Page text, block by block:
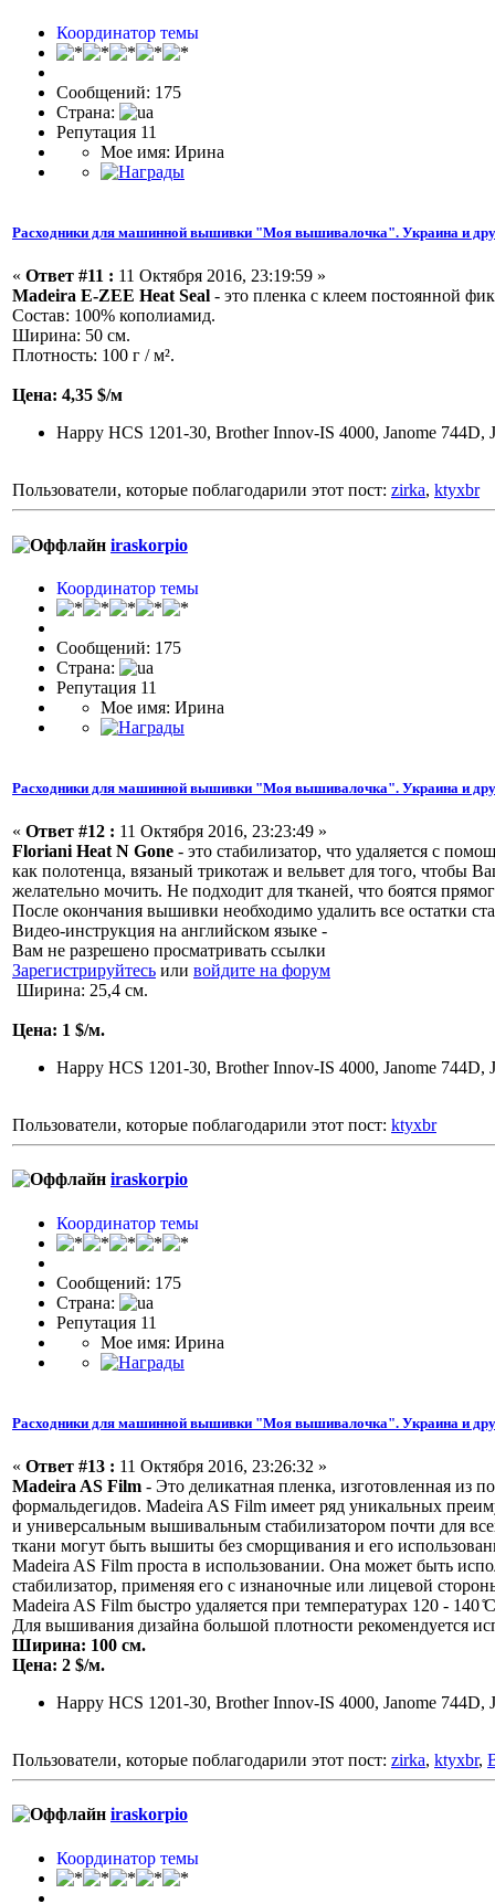
Координатор темы
Сообщений: 175
Страна:
Репутация 11
Мое имя: Ирина
Расходники для машинной вышивки "Моя вышивалочка". Украина и
« Ответ #11 : 11 Октября 2016, 23:19:59 »
Madeira E-ZEE Heat Seal - это пленка с клеем постоянной
Состав: 100% кополиамид.
Ширина: 50 см.
Плотность: 100 г / м².
Цена: 4,35 $/м
Happy HCS 1201-30, Brother Innov-IS 4000, Janome 744D,
Пользователи, которые поблагодарили этот пост: zirka, ktyxbr
iraskorpio
Координатор темы
Сообщений: 175
Страна:
Репутация 11
Мое имя: Ирина
Расходники для машинной вышивки "Моя вышивалочка". Украина и
« Ответ #12 : 11 Октября 2016, 23:23:49 »
Floriani Heat N Gone - это стабилизатор, что удаляется с
как полотенца, вязаный трикотаж и вельвет для того, чтобы
желательно мочить. Не подходит для тканей, что боятся
После окончания вышивки необходимо удалить все остатки
Видео-инструкция на английском языке -
Вам не разрешено просматривать ссылки
Зарегистрируйтесь или войдите на форум
Ширина: 25,4 см.
Цена: 1 $/м.
Happy HCS 1201-30, Brother Innov-IS 4000, Janome 744D,
Пользователи, которые поблагодарили этот пост: ktyxbr
iraskorpio
Координатор темы
Сообщений: 175
Страна:
Репутация 11
Мое имя: Ирина
Расходники для машинной вышивки "Моя вышивалочка". Украина и
« Ответ #13 : 11 Октября 2016, 23:26:32 »
Madeira AS Film - Это деликатная пленка, изготовленная
формальдегидов. Madeira AS Film имеет ряд уникальных
и универсальным вышивальным стабилизатором почти для
ткани могут быть вышиты без сморщивания и его
Madeira AS Film проста в использовании. Она может быть
стабилизатор, применяя его с изнаночные или лицевой
Madeira AS Film быстро удаляется при температурах 120 - 140
Для вышивания дизайна большой плотности рекомендуется
Ширина: 100 см.
Цена: 2 $/м.
Happy HCS 1201-30, Brother Innov-IS 4000, Janome 744D,
Пользователи, которые поблагодарили этот пост: zirka, ktyxbr,
iraskorpio
Координатор темы